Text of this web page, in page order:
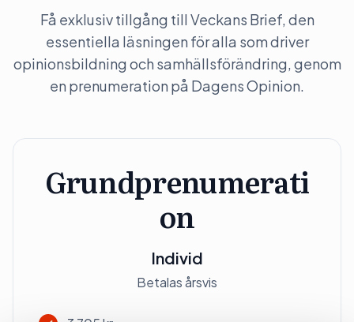
Få exklusiv tillgång till Veckans Brief, den
essentiella läsningen för alla som driver
opinionsbildning och samhällsförändring, genom
en prenumeration på Dagens Opinion.
Grundprenumerati
on
Individ
Betalas årsvis